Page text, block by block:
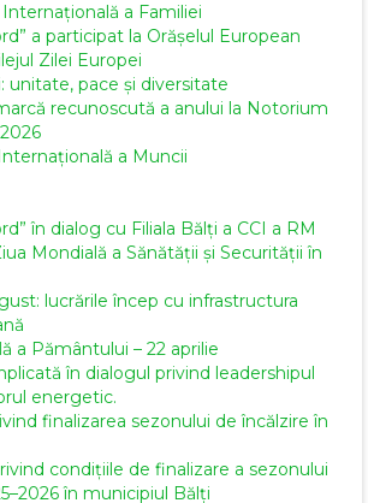
Internațională a Familiei
a participat la Orășelul European
Zilei Europei
unitate, pace și diversitate
recunoscută a anului la Notorium
a Muncii
în dialog cu Filiala Bălți a CCI a RM
Mondială a Sănătății și Securității în
lucrările încep cu infrastructura
a Pământului – 22 aprilie
în dialogul privind leadershipul
energetic.
finalizarea sezonului de încălzire în
condițiile de finalizare a sezonului
în municipiul Bălți